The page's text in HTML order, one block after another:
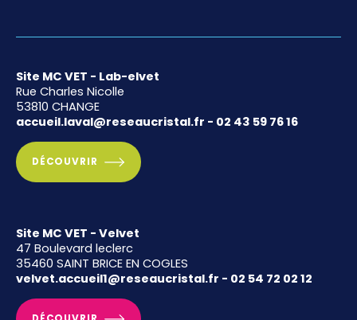
Site MC VET - Lab-elvet
Rue Charles Nicolle
53810 CHANGE
accueil.laval@reseaucristal.fr - 02 43 59 76 16
DÉCOUVRIR
Site MC VET - Velvet
47 Boulevard leclerc
35460 SAINT BRICE EN COGLES
velvet.accueil1@reseaucristal.fr - 02 54 72 02 12